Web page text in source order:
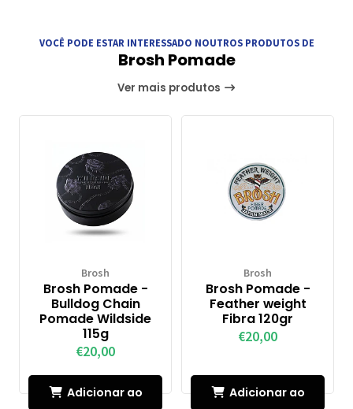
VOCÊ PODE ESTAR INTERESSADO NOUTROS PRODUTOS DE
Brosh Pomade
Ver mais produtos
Brosh
Brosh Pomade -
Bulldog Chain
Pomade Wildside
115g
€20,00
Adicionar ao
Brosh
Brosh Pomade -
Feather weight
Fibra 120gr
€20,00
Adicionar ao